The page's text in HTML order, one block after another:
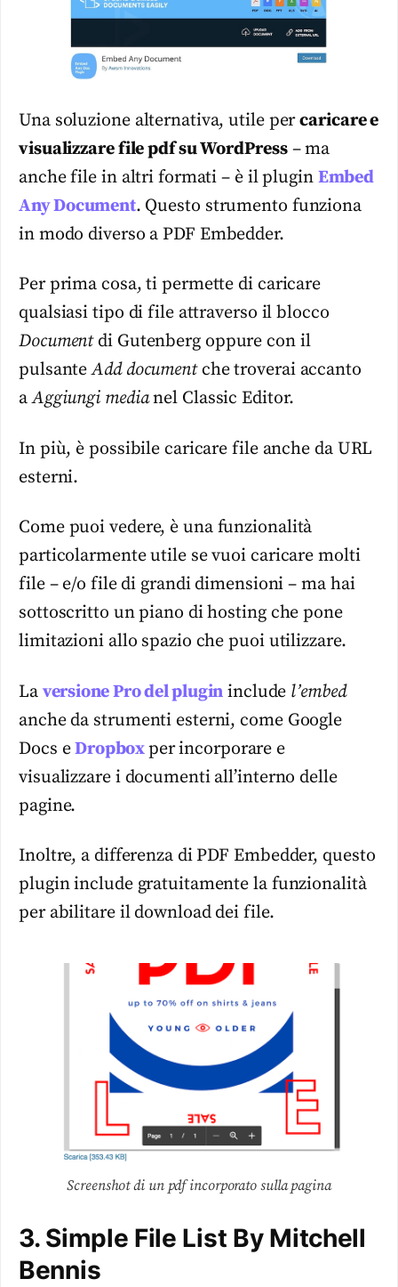
Una soluzione alternativa, utile percaricare e
visualizzare file pdf su WordPress– ma
anche file in altri formati – è il plugin Embed
Any Document. Questo strumento funziona
in modo diverso a PDF Embedder.
Per prima cosa, ti permette di caricare
qualsiasi tipo di file attraverso il blocco
Documentdi Gutenberg oppure con il
pulsanteAdd documentche troverai accanto
aAggiungi medianel Classic Editor.
In più, è possibile caricare file anche da URL
esterni.
Come puoi vedere, è una funzionalità
particolarmente utile se vuoi caricare molti
file – e/o file di grandi dimensioni – ma hai
sottoscritto un piano di hosting che pone
limitazioni allo spazio che puoi utilizzare.
La versione Pro del plugin include l’embed
anche da strumenti esterni, come Google
Docs eDropboxper incorporare e
visualizzare i documenti all’interno delle
pagine.
Inoltre, a differenza di PDF Embedder, questo
plugin include gratuitamente la funzionalità
per abilitare il download dei file.
Screenshot di un pdf incorporato sulla pagina
3. Simple File List By Mitchell
Bennis